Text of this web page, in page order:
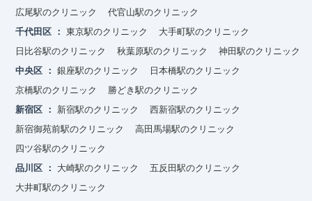
広尾駅のクリニック
代官山駅のクリニック
千代田区
東京駅のクリニック
大手町駅のクリニック
日比谷駅のクリニック
秋葉原駅のクリニック
神田駅のクリニック
中央区
銀座駅のクリニック
日本橋駅のクリニック
京橋駅のクリニック
勝どき駅のクリニック
新宿区
新宿駅のクリニック
西新宿駅のクリニック
新宿御苑前駅のクリニック
高田馬場駅のクリニック
四ツ谷駅のクリニック
品川区
大崎駅のクリニック
五反田駅のクリニック
大井町駅のクリニック